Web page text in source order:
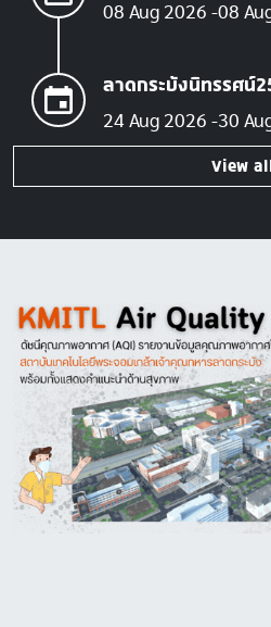
08 Aug 2026 08
ลาดกระบังนิทรรศน์
24 Aug 2026 30
View
Image